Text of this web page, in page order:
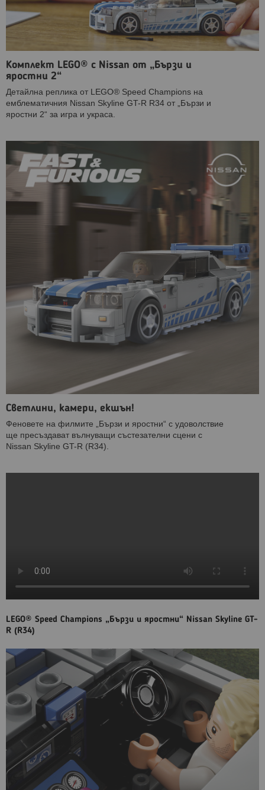
Комплект LEGO® с Nissan от „Бързи и
яростни 2“
Детайлна реплика от LEGO® Speed ​​Champions на
емблематичния Nissan Skyline GT-R R34 от „Бързи и
яростни 2“ за игра и украса.
Светлини, камери, екшън!
Феновете на филмите „Бързи и яростни“ с удоволствие
ще пресъздават вълнуващи състезателни сцени с
Nissan Skyline GT-R (R34).
LEGO® Speed Champions „Бързи и яростни“ Nissan Skyline GT-
R (R34)